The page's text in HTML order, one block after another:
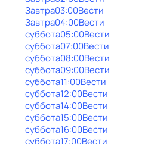
Завтра03:00Вести
Завтра04:00Вести
суббота05:00Вести
суббота07:00Вести
суббота08:00Вести
суббота09:00Вести
суббота11:00Вести
суббота12:00Вести
суббота14:00Вести
суббота15:00Вести
суббота16:00Вести
суббота17:00Вести